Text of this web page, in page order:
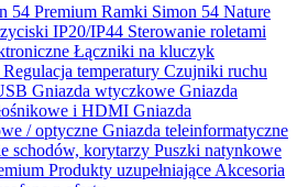
54 Premium Ramki Simon 54 Nature
IP20/IP44 Sterowanie roletami
Łączniki na kluczyk
Regulacja temperatury Czujniki ruchu
Gniazda wtyczkowe Gniazda
i HDMI Gniazda
/ optyczne Gniazda teleinformatyczne
schodów, korytarzy Puszki natynkowe
Produkty uzupełniające Akcesoria